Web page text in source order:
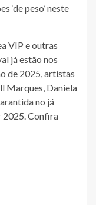
‘de peso’ neste
VIP e outras
já estão nos
de 2025, artistas
Marques, Daniela
no já
2025. Confira